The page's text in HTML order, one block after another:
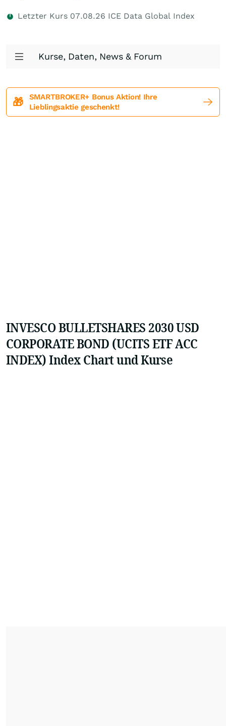
Letzter Kurs 07.08.26 ICE Data Global Index
Kurse, Daten, News & Forum
🎁
SMARTBROKER+ Bonus Aktion! Ihre
Lieblingsaktie geschenkt!
INVESCO BULLETSHARES 2030 USD
CORPORATE BOND (UCITS ETF ACC
INDEX) Index Chart und Kurse